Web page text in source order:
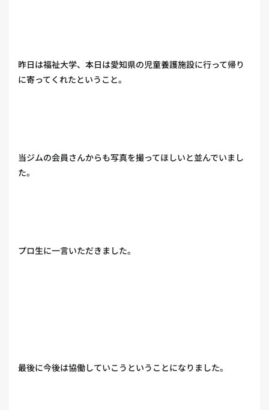
昨日は福祉大学、本日は愛知県の児童養護施設に行って帰り
に寄ってくれたということ。
当ジムの会員さんからも写真を撮ってほしいと並んでいまし
た。
プロ生に一言いただきました。
最後に今後は協働していこうということになりました。